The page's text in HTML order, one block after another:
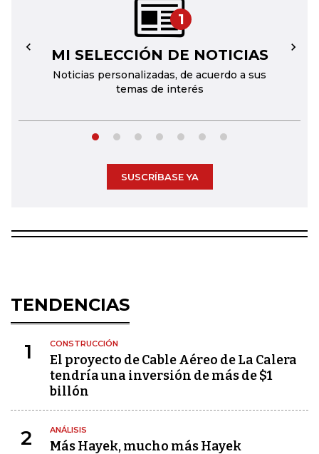
1
MI SELECCIÓN DE NOTICIAS
Noticias personalizadas, de acuerdo a sus
temas de interés
← →
SUSCRÍBASE YA
TENDENCIAS
1 CONSTRUCCIÓN
El proyecto de Cable Aéreo de La Calera
tendría una inversión de más de $1
billón
2 ANÁLISIS
Más Hayek, mucho más Hayek